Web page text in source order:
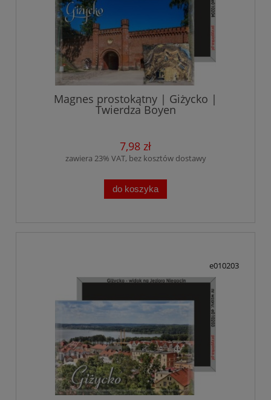
Magnes prostokątny | Giżycko |
Twierdza Boyen
7,98 zł
zawiera 23% VAT, bez kosztów dostawy
do koszyka
e010203